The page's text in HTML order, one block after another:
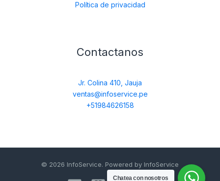
Política de privacidad
Contactanos
Jr. Colina 410, Jauja
ventas@infoservice.pe
+51984626158
© 2026 InfoService. Powered by InfoService
Chatea con nosotros